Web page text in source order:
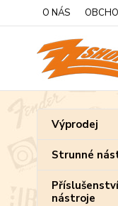
O NÁS
Výprodej
Strunné
nástroje